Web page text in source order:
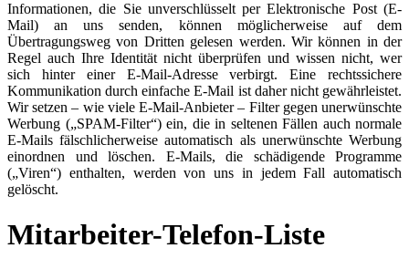
Informationen, die Sie unverschlüsselt per Elektronische Post (E-
Mail) an uns senden, können möglicherweise auf dem
Übertragungsweg von Dritten gelesen werden. Wir können in der
Regel auch Ihre Identität nicht überprüfen und wissen nicht, wer
sich hinter einer E-Mail-Adresse verbirgt. Eine rechtssichere
Kommunikation durch einfache E-Mail ist daher nicht gewährleistet.
Wir setzen – wie viele E-Mail-Anbieter – Filter gegen unerwünschte
Werbung („SPAM-Filter“) ein, die in seltenen Fällen auch normale
E-Mails fälschlicherweise automatisch als unerwünschte Werbung
einordnen und löschen. E-Mails, die schädigende Programme
(„Viren“) enthalten, werden von uns in jedem Fall automatisch
gelöscht.
Mitarbeiter-Telefon-Liste